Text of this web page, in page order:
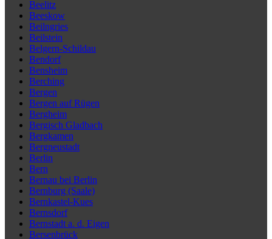
Beelitz
Beeskow
Beilngries
Beilstein
Belgern-Schildau
Bendorf
Bensheim
Berching
Bergen
Bergen auf Rügen
Bergheim
Bergisch Gladbach
Bergkamen
Bergneustadt
Berlin
Bern
Bernau bei Berlin
Bernburg (Saale)
Bernkastel-Kues
Bernsdorf
Bernstadt a. d. Eigen
Bersenbrück